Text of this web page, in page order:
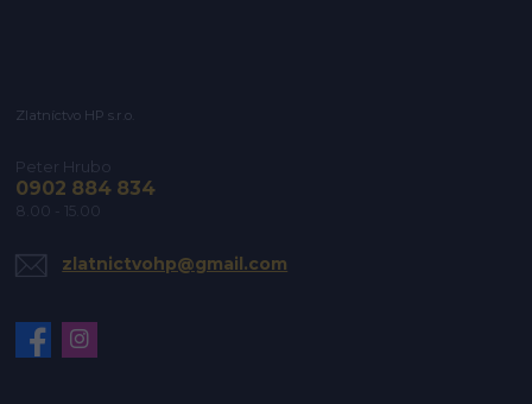
Zlatníctvo HP s.r.o.
Peter Hrubo
0902 884 834
8.00 - 15.00
zlatnictvohp@gmail.com